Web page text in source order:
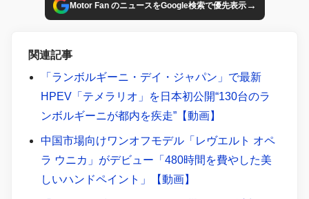
Motor Fan のニュースをGoogle検索で優先表示→
関連記事
「ランボルギーニ・デイ・ジャパン」で最新
HPEV「テメラリオ」を日本初公開“130台のラ
ンボルギーニが都内を疾走”【動画】
中国市場向けワンオフモデル「レヴエルト オペ
ラ ウニカ」がデビュー「480時間を費やした美
しいハンドペイント」【動画】